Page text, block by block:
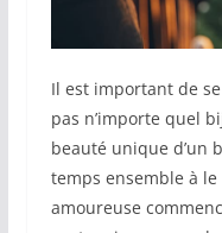
Il est important de
pas n’importe quel
beauté unique d’un
temps ensemble à
amoureuse